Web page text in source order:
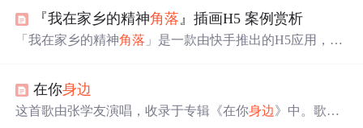
醒，简单的早餐时光，午后的阅读享受，还是傍晚的散步
与夜晚的心灵慰藉，每一刻都蕴藏着生活的诗意。
『我在家乡的精神角落』插画H5 案例赏析
「我在家乡的精神角落 」是一款由快手推出的H5应用，通
浸在一场关于内心
在你身边
这首歌由张学友演唱，收录于专辑《在你身边》中。歌词